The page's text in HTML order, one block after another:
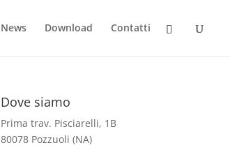
News Download Contatti
Dove siamo
Prima trav. Pisciarelli, 1B
80078 Pozzuoli (NA)